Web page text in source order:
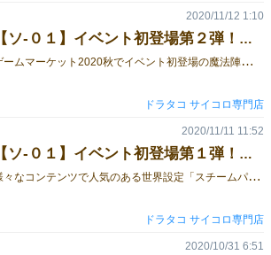
【ソ-０１】イベント初登場第２弾！氷魔法
ゲ
ームマーケット2020秋でイベント初登場の魔法陣ダイスは新属性の氷魔法！ 氷魔法は既に発売済みの黒魔法・毒魔法、 セットでのみ入手可能な限定生産200個の光魔法に続く第４の魔法で、 他の3属性と同じく魔法陣に蓄光塗料を使用しているため、光を吸収させると暗闇で発光します。 ※出来るだけ強い光を当ててください。 ファンタジー系ゲームにピッタリの魔法陣デザインはこんな感じになっています。 ※当日は新型コロナウイルス感染症対策として飛沫防止シート・マスクでの接客となります。予めご了承ください。 ドラタコ
2020/11/12 1:10
ドラタコ サイコロ専門店
【ソ-０１】イベント初登場第１弾！スチームパンク
様
々なコンテンツで人気のある世界設定「スチームパンク」のサイコロがイベント初登場！！ ◆スチームパンクダイス【歯車・キャラメル】6面フルカスタム 単品サイコロ スチームパンクダイスの4つの特徴 出目がすぐに分かる高い視認性 スチームパンクの代名詞「歯車・機械部品」で数字を表現 なんか可愛い サイコロの出目はＷデザイン。アラビア数字派・ピプス派のどちらにも対応 本体色にスチームパンクの機械油・錆びをイメージした茶色のマーブル模様を採用し、 デザインを白色にすることで出目を目立たせました。 注目ポイント！！ ＷＥＢ上で実施中の5個お買上げいただくと+1個！！がイベントでも実施されます！ ※当日は新型コロナウイルス感染症対策として飛沫防止シート・マスクでの接客となります。予めご了承ください。 ドラタコ
2020/11/11 11:52
ドラタコ サイコロ専門店
2020/10/31 6:51